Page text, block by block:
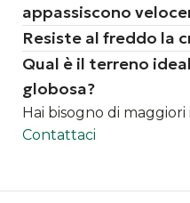
appassiscono
Resiste al freddo la
Qual è il terreno
globosa?
Hai bisogno di
Contattaci